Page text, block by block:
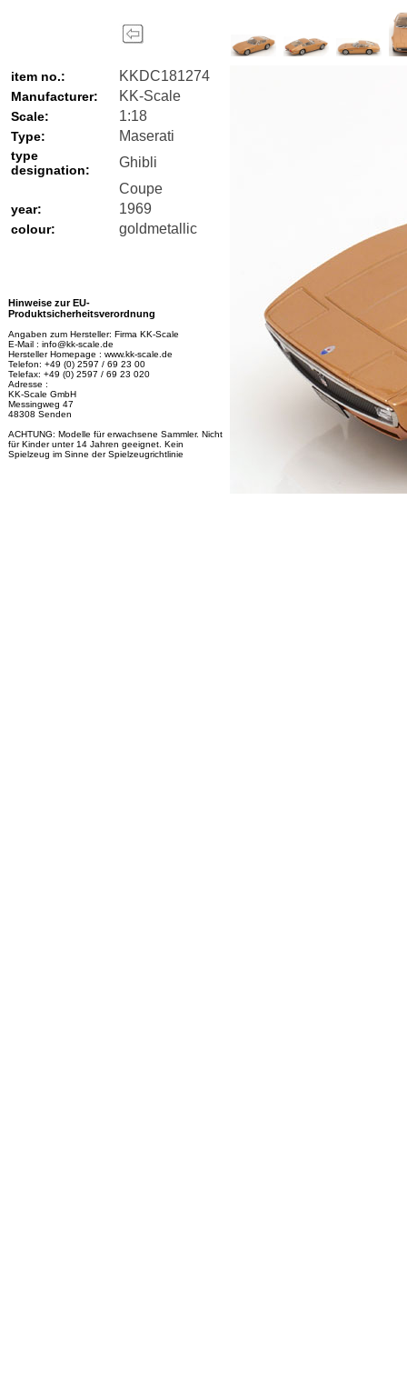
item no.: KKDC181274
Manufacturer: KK-Scale
Scale: 1:18
Type: Maserati
type
designation:
Ghibli
Coupe
year: 1969
colour: goldmetallic
Hinweise zur EU-
Produktsicherheitsverordnung
Angaben zum Hersteller: Firma KK-Scale
E-Mail : info@kk-scale.de
Hersteller Homepage : www.kk-scale.de
Telefon: +49 (0) 2597 / 69 23 00
Telefax: +49 (0) 2597 / 69 23 020
Adresse :
KK-Scale GmbH
Messingweg 47
48308 Senden
ACHTUNG: Modelle für erwachsene Sammler. Nicht
für Kinder unter 14 Jahren geeignet. Kein
Spielzeug im Sinne der Spielzeugrichtlinie